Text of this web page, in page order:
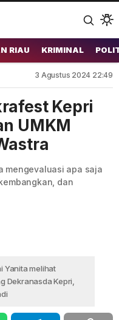
RIAU KRIMINAL
3 Agustus 2024 22:49
Kepri
UMKM
mengevaluasi apa saja
dan
Yanita melihat
Dekranasda Kepri,